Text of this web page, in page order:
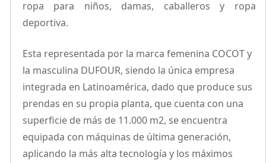
ropa para niños, damas, caballeros y ropa
deportiva.
Esta representada por la marca femenina COCOT y
la masculina DUFOUR, siendo la única empresa
integrada en Latinoamérica, dado que produce sus
prendas en su propia planta, que cuenta con una
superficie de más de 11.000 m2, se encuentra
equipada con máquinas de última generación,
aplicando la más alta tecnología y los máximos